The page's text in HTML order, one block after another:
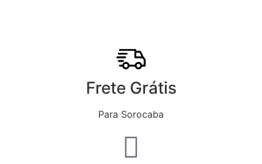
Frete Grátis
Para Sorocaba